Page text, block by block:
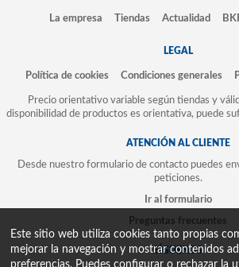
La empresa Tiendas Actualidad
LEGAL
Política de cookies Condiciones generales
Precio orientativo variable según tiendas y
disponibilidad de productos es orientativa, puede
ATENCIÓN AL CLIENTE
Desde nuestro formulario de contacto puedes
peticiones.
Ir al formulario
Preguntas frecuentes
SÍGUENOS
Este sitio web utiliza cookies tanto propias
mejorar la navegación y mostrar contenidos
preferencias. Puedes configurar o rechazar la